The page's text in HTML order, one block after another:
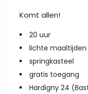
Komt allen!
20 uur
lichte maaltijden
springkasteel
gratis toegang
Hardigny 24